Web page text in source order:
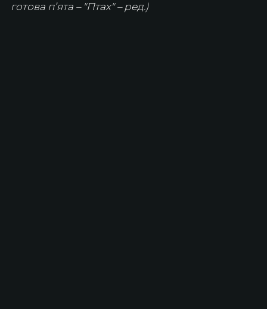
готова пʼята – "Птах" – ред.)